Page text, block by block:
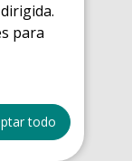
para
todo